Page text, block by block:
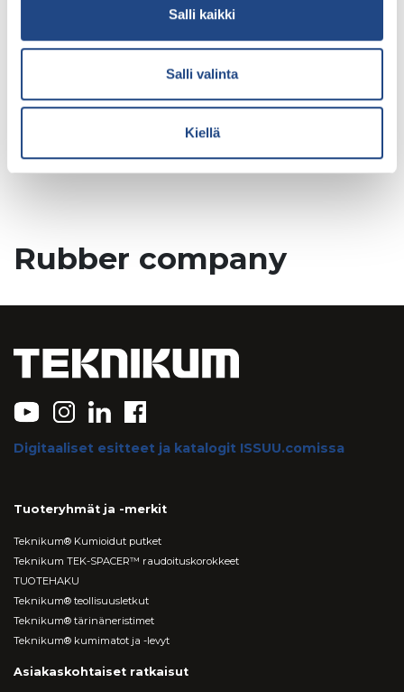
Salli kaikki
Salli valinta
Kiellä
Rubber company
Digitaaliset esitteet ja katalogit ISSUU.comissa
Tuoteryhmät ja -merkit
Teknikum® Kumioidut putket
Teknikum TEK-SPACER™ raudoituskorokkeet
TUOTEHAKU
Teknikum® teollisuusletkut
Teknikum® tärinäneristimet
Teknikum® kumimatot ja -levyt
Asiakaskohtaiset ratkaisut